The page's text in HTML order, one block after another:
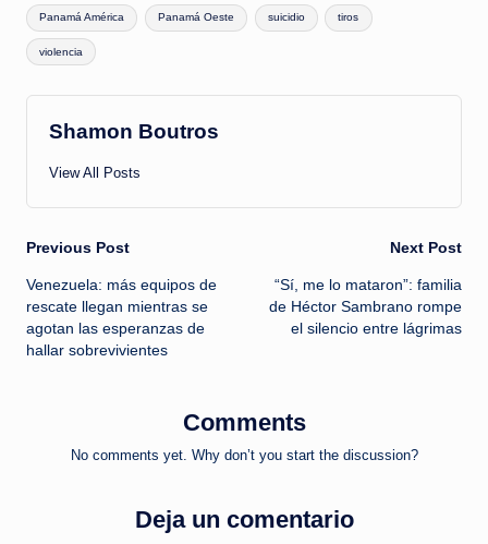
Panamá América Panamá Oeste suicidio tiros
violencia
Shamon Boutros
View All Posts
Post
navigation
Previous Post
Venezuela: más equipos de
rescate llegan mientras se
agotan las esperanzas de
hallar sobrevivientes
Next Post
“Sí, me lo mataron”: familia
de Héctor Sambrano rompe
el silencio entre lágrimas
Comments
No comments yet. Why don’t you start the discussion?
Deja un comentario